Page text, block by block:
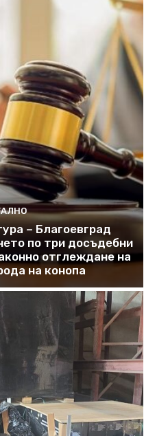
– Благоевград
по три досъдебни
отглеждане на
на конопа